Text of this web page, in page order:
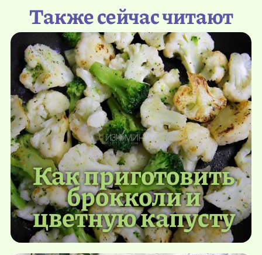
Также сейчас читают
Как приготовить
брокколи и
цветную капусту